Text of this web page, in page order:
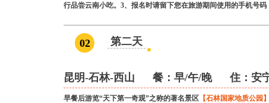
行品尝云南小吃。3、报名时请留下您在旅游期间使用的手机号
02 第二天
昆明-石林-西山 餐： 早/午/晚住：安
早餐后游览“天下第一奇观”之称的著名景区 【石林国家地质公园】